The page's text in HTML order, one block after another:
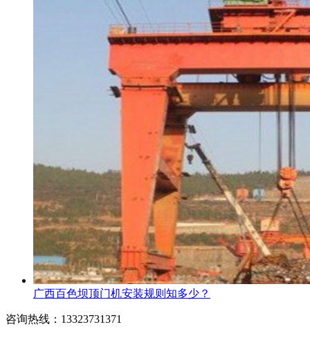
广西百色坝顶门机安装规则知多少？
咨询热线：13323731371